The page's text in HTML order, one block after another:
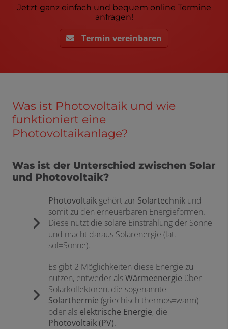
Jetzt ganz einfach und bequem online Termine
anfragen!
Termin vereinbaren
Was ist Photovoltaik und wie
funktioniert eine
Photovoltaikanlage?
Was ist der Unterschied zwischen Solar
und Photovoltaik?
Photovoltaik gehört zur Solartechnik und
somit zu den erneuerbaren Energieformen.
Diese nutzt die solare Einstrahlung der Sonne
und macht daraus Solarenergie (lat.
sol=Sonne).
Es gibt 2 Möglichkeiten diese Energie zu
nutzen, entweder alsWärmeenergie über
Solarkollektoren, die sogenannte
Solarthermie (griechisch thermos=warm)
oder als elektrische Energie, die
Photovoltaik (PV).